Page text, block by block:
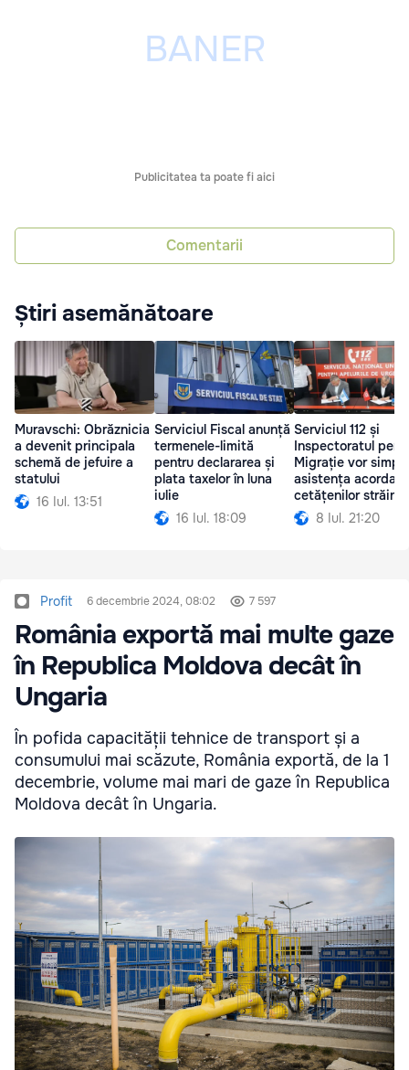
Publicitatea ta poate fi aici
Comentarii
Știri asemănătoare
Muravschi: Obrăznicia
a devenit principala
schemă de jefuire a
statului
16 Iul. 13:51
Serviciul Fiscal anunță
termenele-limită
pentru declararea și
plata taxelor în luna
iulie
16 Iul. 18:09
Serviciul 112 și
Inspectoratul
Migrație vor
asistența acordată
cetățenilor străini
8 Iul. 21:20
Profit 6 decembrie 2024, 08:02 7 597
România exportă mai multe gaze
în Republica Moldova decât în
Ungaria
În pofida capacității tehnice de transport și a
consumului mai scăzute, România exportă, de la 1
decembrie, volume mai mari de gaze în Republica
Moldova decât în Ungaria.